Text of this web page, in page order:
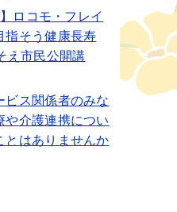
ロコモ・フレイ
指そう健康長寿
え市民公開講
ビス関係者のみな
や介護連携につい
とはありませんか